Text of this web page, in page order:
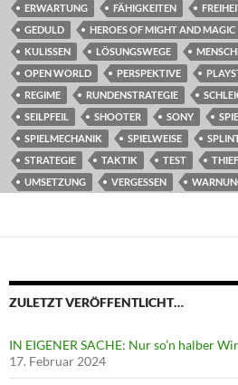
ERWARTUNG
FÄHIGKEITEN
GEDULD
HEROES OF MIGHT AND MAGIC
KULISSEN
LÖSUNGSWEGE
OPEN WORLD
PERSPEKTIVE
REGIME
RUNDENSTRATEGIE
SEILPFEIL
SHOOTER SONY
SPIELMECHANIK
SPIELWEISE
STRATEGIE
TAKTIK TEST THIEF
UMSETZUNG
VERGESSEN
ZULETZT VERÖFFENTLICHT…
IN EIGENER SACHE: Nur so’n halber
17. Februar 2024